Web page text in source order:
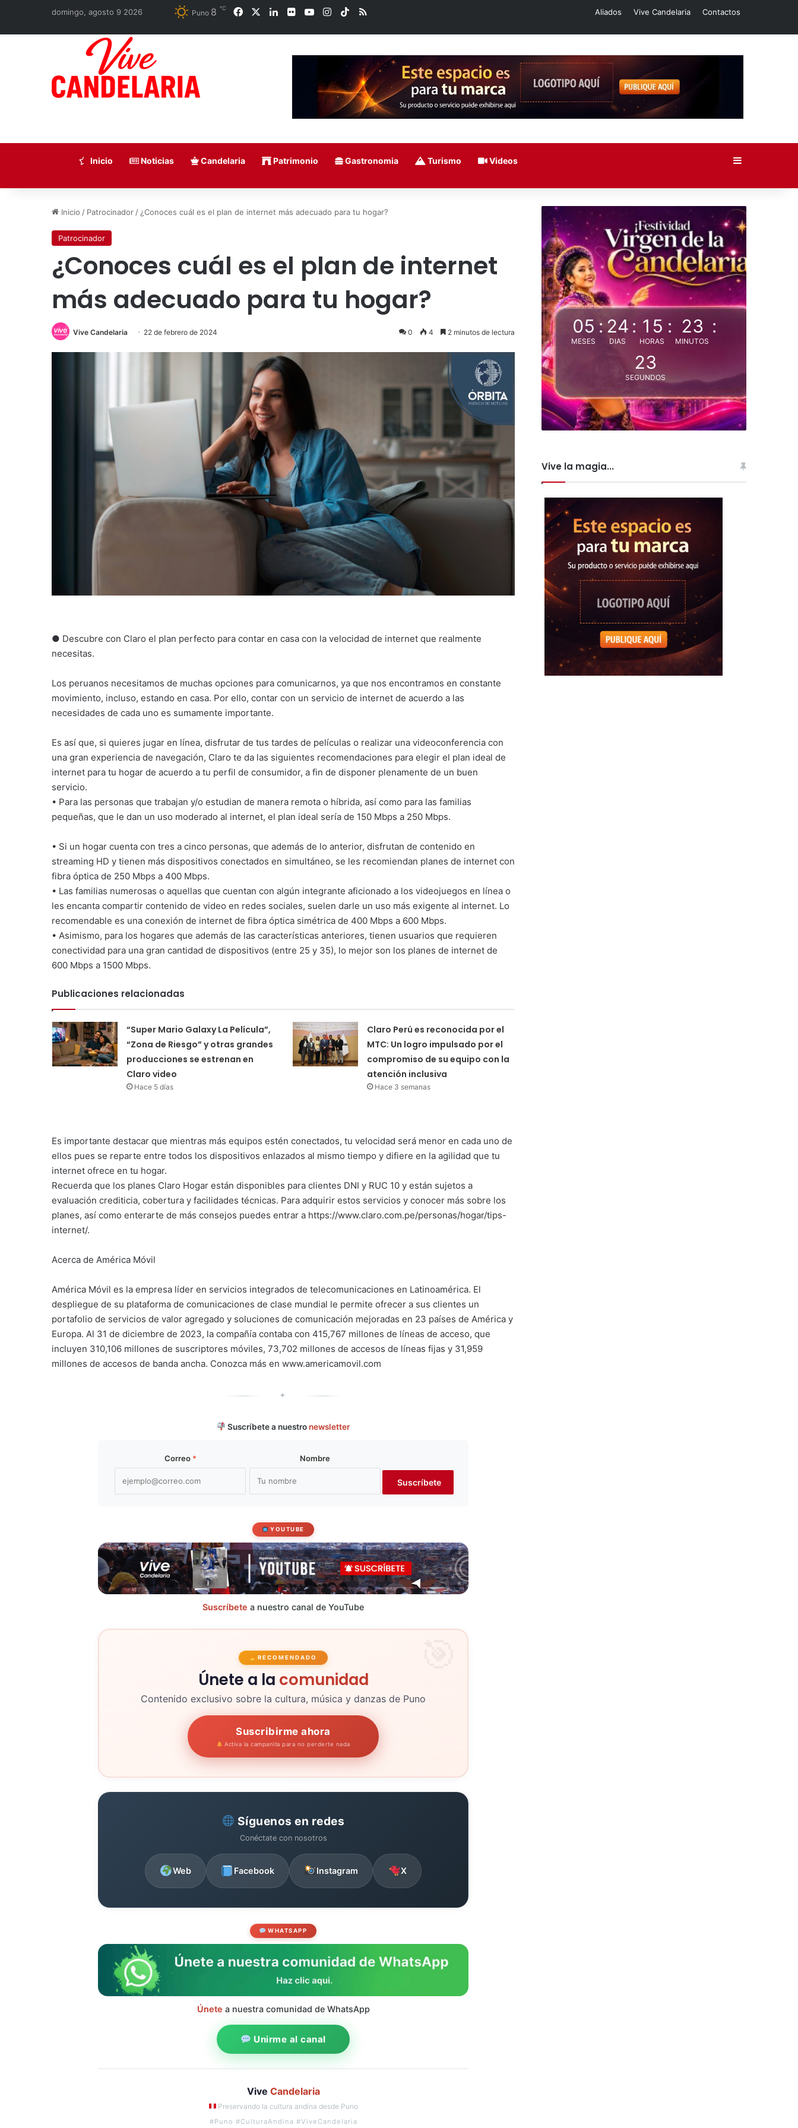
domingo, agosto 9 2026 Puno 8 ℃ Facebook LinkedIn
Flickr YouTubeInstagram
TikTokRSS Aliados Vive Candelaria Contactos
Inicio Noticias Candelaria Patrimonio Gastronomia Turismo Videos
Inicio / Patrocinador / ¿Conoces cuál es el plan de internet más adecuado para tu hogar?
Patrocinador
¿Conoces cuál es el plan de internet
más adecuado para tu hogar?
Vive Candelaria 22 de febrero de 2024 0 4 2 minutos de lectura
● Descubre con Claro el plan perfecto para contar en casa con la velocidad de internet que realmente
necesitas.
Los peruanos necesitamos de muchas opciones para comunicarnos, ya que nos encontramos en constante
movimiento, incluso, estando en casa. Por ello, contar con un servicio de internet de acuerdo a las
necesidades de cada uno es sumamente importante.
Es así que, si quieres jugar en línea, disfrutar de tus tardes de películas o realizar una videoconferencia con
una gran experiencia de navegación, Claro te da las siguientes recomendaciones para elegir el plan ideal de
internet para tu hogar de acuerdo a tu perfil de consumidor, a fin de disponer plenamente de un buen
servicio.
• Para las personas que trabajan y/o estudian de manera remota o híbrida, así como para las familias
pequeñas, que le dan un uso moderado al internet, el plan ideal sería de 150 Mbps a 250 Mbps.
• Si un hogar cuenta con tres a cinco personas, que además de lo anterior, disfrutan de contenido en
streaming HD y tienen más dispositivos conectados en simultáneo, se les recomiendan planes de internet con
fibra óptica de 250 Mbps a 400 Mbps.
• Las familias numerosas o aquellas que cuentan con algún integrante aficionado a los videojuegos en línea o
les encanta compartir contenido de video en redes sociales, suelen darle un uso más exigente al internet. Lo
recomendable es una conexión de internet de fibra óptica simétrica de 400 Mbps a 600 Mbps.
• Asimismo, para los hogares que además de las características anteriores, tienen usuarios que requieren
conectividad para una gran cantidad de dispositivos (entre 25 y 35), lo mejor son los planes de internet de
600 Mbps a 1500 Mbps.
Publicaciones relacionadas
“Super Mario Galaxy La Película”,
“Zona de Riesgo” y otras grandes
producciones se estrenan en
Claro video
Hace 5 días
Claro Perú es reconocida por el
MTC: Un logro impulsado por el
compromiso de su equipo con la
atención inclusiva
Hace 3 semanas
Es importante destacar que mientras más equipos estén conectados, tu velocidad será menor en cada uno de
ellos pues se reparte entre todos los dispositivos enlazados al mismo tiempo y difiere en la agilidad que tu
internet ofrece en tu hogar.
Recuerda que los planes Claro Hogar están disponibles para clientes DNI y RUC 10 y están sujetos a
evaluación crediticia, cobertura y facilidades técnicas. Para adquirir estos servicios y conocer más sobre los
planes, así como enterarte de más consejos puedes entrar a https://www.claro.com.pe/personas/hogar/tips-
internet/.
Acerca de América Móvil
América Móvil es la empresa líder en servicios integrados de telecomunicaciones en Latinoamérica. El
despliegue de su plataforma de comunicaciones de clase mundial le permite ofrecer a sus clientes un
portafolio de servicios de valor agregado y soluciones de comunicación mejoradas en 23 países de América y
Europa. Al 31 de diciembre de 2023, la compañía contaba con 415,767 millones de líneas de acceso, que
incluyen 310,106 millones de suscriptores móviles, 73,702 millones de accesos de líneas fijas y 31,959
millones de accesos de banda ancha. Conozca más en www.americamovil.com
✦
Suscríbete a nuestro newsletter
Correo * Nombre
YOUTUBE
Suscríbete a nuestro canal de YouTube
RECOMENDADO
Únete a la comunidad
Contenido exclusivo sobre la cultura, música y danzas de Puno
Suscribirme ahora
Activa la campanita para no perderte nada
Síguenos en redes
Conéctate con nosotros
Web Facebook Instagram X
WHATSAPP
Únete a nuestra comunidad de WhatsApp
Unirme al canal
Vive Candelaria
Preservando la cultura andina desde Puno
#Puno #CulturaAndina #ViveCandelaria
05
MESES
: 24
DIAS
: 15
HORAS
: 23
MINUTOS
:
22
SEGUNDOS
Vive la magia...